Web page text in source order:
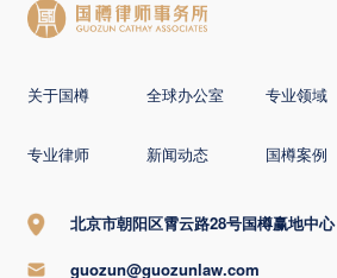
关于国樽 全球办公室 专业领域
专业律师 新闻动态 国樽案例
北京市朝阳区霄云路28号国樽赢地中心
guozun@guozunlaw.com